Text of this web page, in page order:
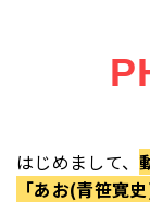
はじめまして、
「あお(青笹寛史